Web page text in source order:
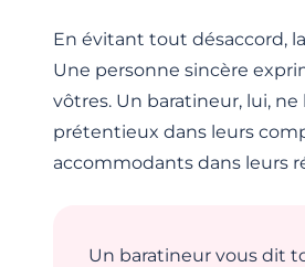
En évitant tout désaccord,
Une personne sincère
vôtres. Un baratineur, lui,
prétentieux dans leurs
accommodants dans leurs
Un baratineur vous dit